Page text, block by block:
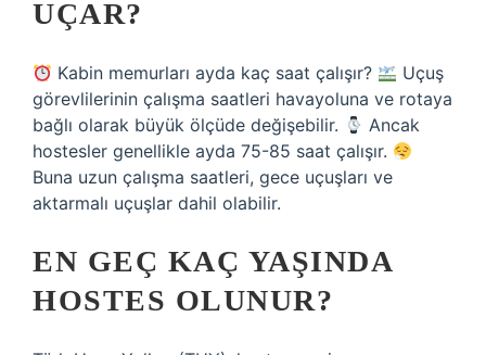
UÇAR?
Kabin memurları ayda kaç saat çalışır?
Uçuş
görevlilerinin çalışma saatleri havayoluna ve rotaya
bağlı olarak büyük ölçüde değişebilir.
Ancak
hostesler genellikle ayda 75-85 saat çalışır.
Buna uzun çalışma saatleri, gece uçuşları ve
aktarmalı uçuşlar dahil olabilir.
EN GEÇ KAÇ YAŞINDA
HOSTES OLUNUR?